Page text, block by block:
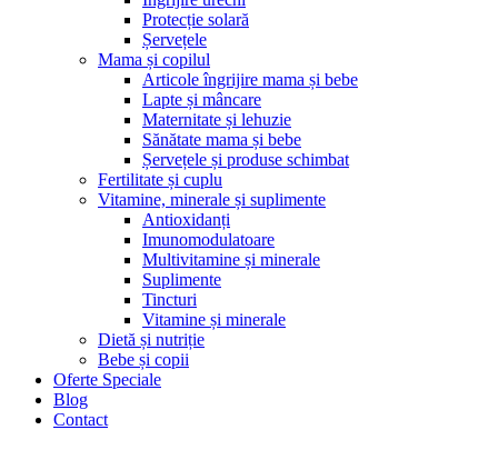
Protecție solară
Șervețele
Mama și copilul
Articole îngrijire mama și bebe
Lapte și mâncare
Maternitate și lehuzie
Sănătate mama și bebe
Șervețele și produse schimbat
Fertilitate și cuplu
Vitamine, minerale și suplimente
Antioxidanți
Imunomodulatoare
Multivitamine și minerale
Suplimente
Tincturi
Vitamine și minerale
Dietă și nutriție
Bebe și copii
Oferte Speciale
Blog
Contact